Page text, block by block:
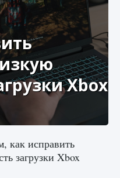
Xbox
как исправить
загрузки Xbox